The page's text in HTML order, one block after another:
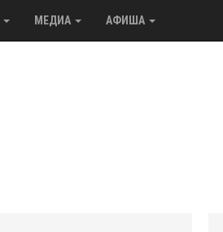
МЕДИА АФИША